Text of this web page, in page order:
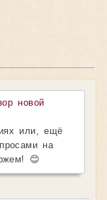
новой
или, ещё
на
😊